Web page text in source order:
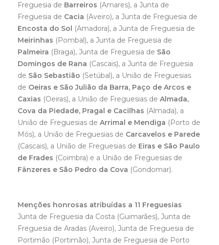
Freguesia de Barreiros (Amares), a Junta de
Freguesia de Cacia (Aveiro), a Junta de Freguesia de
Encosta do Sol (Amadora), a Junta de Freguesia de
Meirinhas (Pombal), a Junta de Freguesia de
Palmeira (Braga), Junta de Freguesia de São
Domingos de Rana (Cascais), a Junta de Freguesia
de São Sebastião (Setúbal), a União de Freguesias
de Oeiras e São Julião da Barra, Paço de Arcos e
Caxias (Oeiras), a União de Freguesias de Almada,
Cova da Piedade, Pragal e Cacilhas (Almada), a
União de Freguesias de Arrimal e Mendiga (Porto de
Mós), a União de Freguesias de Carcavelos e Parede
(Cascais), a União de Freguesias de Eiras e São Paulo
de Frades (Coimbra) e a União de Freguesias de
Fânzeres e São Pedro da Cova (Gondomar).
Menções honrosas atribuídas a 11 Freguesias
Junta de Freguesia da Costa (Guimarães), Junta de
Freguesia de Aradas (Aveiro), Junta de Freguesia de
Portimão (Portimão), Junta de Freguesia de Porto